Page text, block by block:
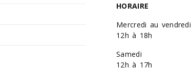
HORAIRE
Mercredi au vendredi
12h à 18h
Samedi
12h à 17h